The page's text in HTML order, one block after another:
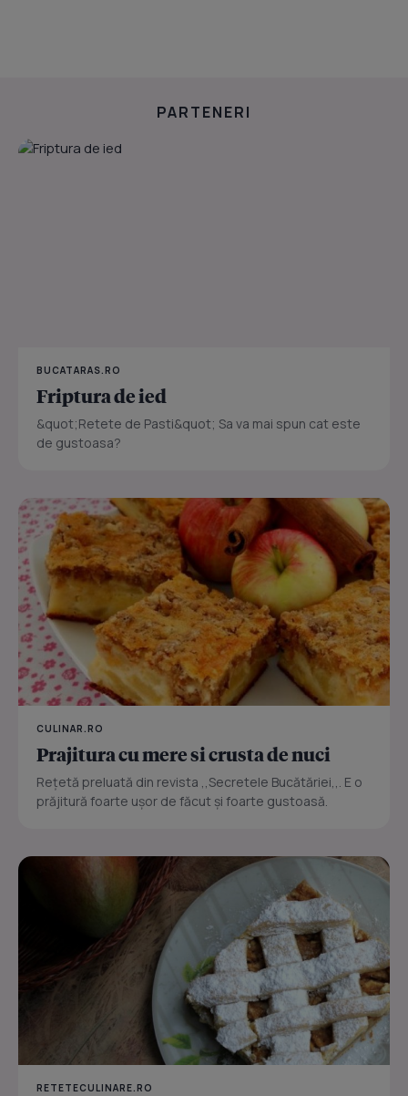
PARTENERI
BUCATARAS.RO
Friptura de ied
&quot;Retete de Pasti&quot; Sa va mai spun cat este
de gustoasa?
CULINAR.RO
Prajitura cu mere si crusta de nuci
Reţetă preluată din revista ,,Secretele Bucătăriei,,. E o
prăjitură foarte uşor de făcut şi foarte gustoasă.
RETETECULINARE.RO